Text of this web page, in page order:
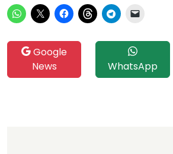
Google
News
WhatsApp